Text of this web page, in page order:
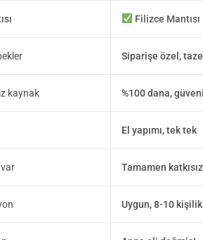
Filizce Mantısı
Siparişe özel, taze
kaynak %100 dana,
El yapımı, tek tek
Tamamen katkısız
Uygun, 8-10 kişilik